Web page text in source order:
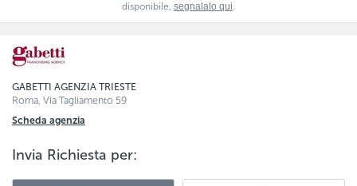
disponibile, segnalalo qui
GABETTI AGENZIA TRIESTE
Roma, Via Tagliamento 59
Scheda agenzia
Invia Richiesta per: